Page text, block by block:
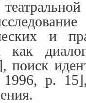
и
как
, поиск
1996, p. 15]